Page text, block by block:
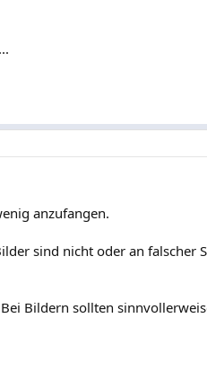
anzufangen.
sind nicht oder an falscher
Bildern sollten